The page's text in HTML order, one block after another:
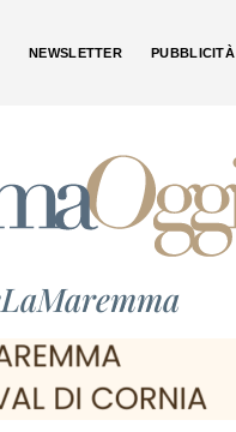
NEWSLETTER PUBBLICITÀ